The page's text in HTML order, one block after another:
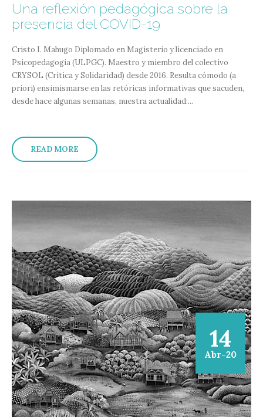
Una reflexión pedagógica sobre la
presencia del COVID-19
Cristo I. Mahugo Diplomado en Magisterio y licenciado en
Psicopedagogía (ULPGC). Maestro y miembro del colectivo
CRYSOL (Crítica y Solidaridad) desde 2016. Resulta cómodo (a
priori) ensimismarse en las retóricas informativas que sacuden,
desde hace algunas semanas, nuestra actualidad:...
READ MORE
14
Abr-20